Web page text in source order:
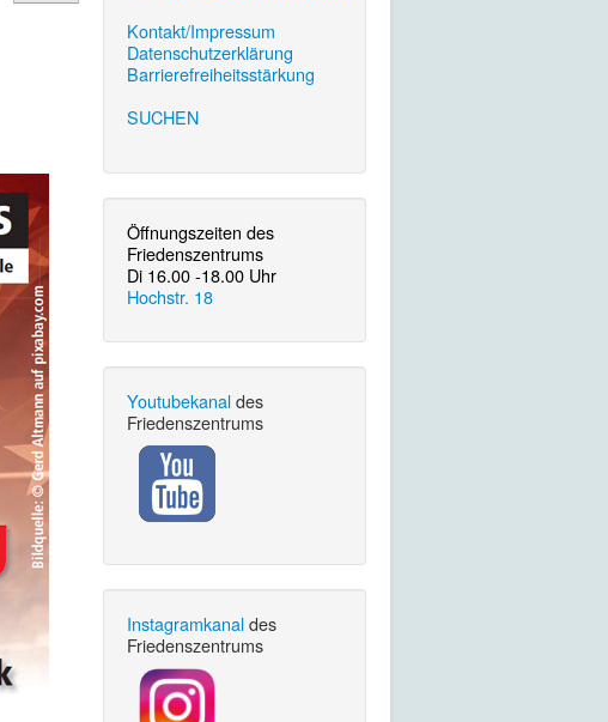
Kontakt/Impressum
Datenschutzerklärung
Barrierefreiheitsstärkung
SUCHEN
Öffnungszeiten des
Friedenszentrums
Di 16.00 -18.00 Uhr
Hochstr. 18
Youtubekanaldes
Friedenszentrums
Instagramkanaldes
Friedenszentrums